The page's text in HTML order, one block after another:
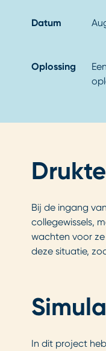
Datum
Oplossing
Bij de ingang
collegewissels,
wachten voor
deze situatie,
In dit project